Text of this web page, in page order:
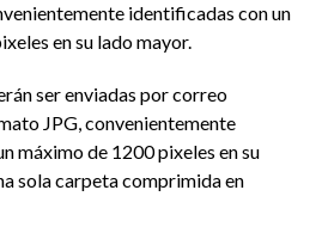
identificadas con un
en su lado mayor.
ser enviadas por correo
JPG, convenientemente
máximo de 1200 pixeles en su
sola carpeta comprimida en